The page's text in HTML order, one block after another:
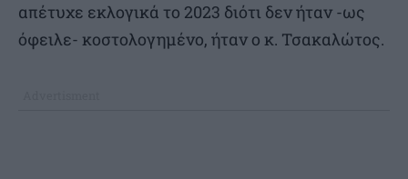
απέτυχε εκλογικά το 2023 διότι δεν ήταν -ως
όφειλε- κοστολογημένο, ήταν ο κ. Τσακαλώτος.